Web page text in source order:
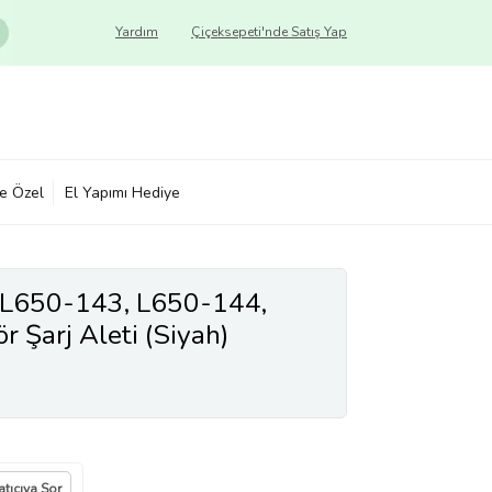
Çiçeksepeti'nde Satış Yap
Yardım
Özel El Yapımı Hediye
143, L650-144,
Şarj Aleti (Siyah)